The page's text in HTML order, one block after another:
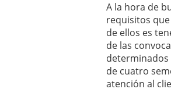
A la hora de
requisitos
de ellos es
de las
de cuatro
atención al